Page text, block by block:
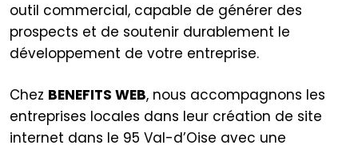
outil commercial, capable de générer des
prospects et de soutenir durablement le
développement de votre entreprise.
Chez BENEFITS WEB, nous accompagnons les
entreprises locales dans leur création de site
internet dans le 95 Val-d’Oise avec une